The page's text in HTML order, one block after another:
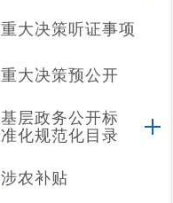
重大决策听证事项
重大决策预公开
基层政务公开标
准化规范化目录
涉农补贴